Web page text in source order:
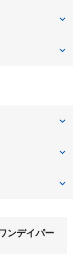
ンデイパー